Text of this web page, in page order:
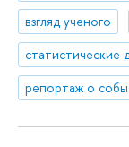
взгляд ученого
статистические
репортаж о